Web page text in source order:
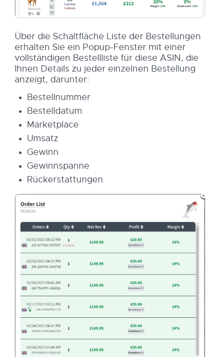
Über die Schaltfläche Liste der Bestellungen
erhalten Sie ein Popup-Fenster mit einer
vollständigen Bestellliste für diese ASIN, die
Ihnen Details zu jeder einzelnen Bestellung
anzeigt, darunter:
Bestellnummer
Bestelldatum
Marketplace
Umsatz
Gewinn
Gewinnspanne
Rückerstattungen